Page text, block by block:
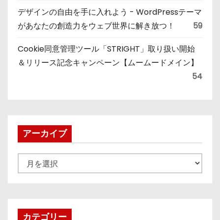
デザインの自由を手に入れよう - WordPressテーマ
があなたの創造力をウェブ世界に解き放つ！
59
Cookie同意管理ツール「STRIGHT」取り扱い開始
＆リリース記念キャンペーン【ムームードメイン】
54
アーカイブ
ー
ブカテゴリー